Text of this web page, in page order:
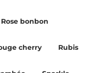
Rose bonbon
cherry Rubis